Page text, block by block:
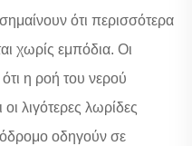
ότι περισσότερα
χωρίς εμπόδια. Οι
η ροή του νερού
λιγότερες λωρίδες
οδηγούν σε